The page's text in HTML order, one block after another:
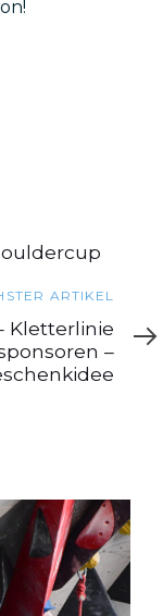
ARTIKEL
Kletterlinie
–